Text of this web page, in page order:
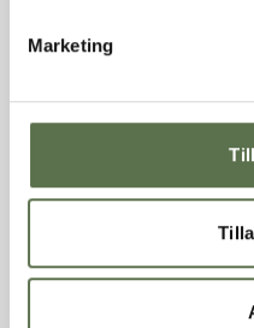
Marketing